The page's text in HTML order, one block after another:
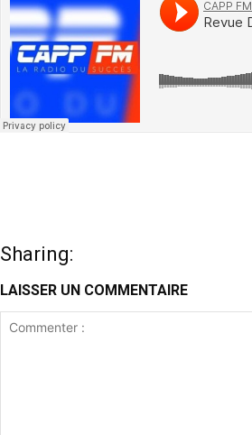
Sharing:
LAISSER UN COMMENTAIRE